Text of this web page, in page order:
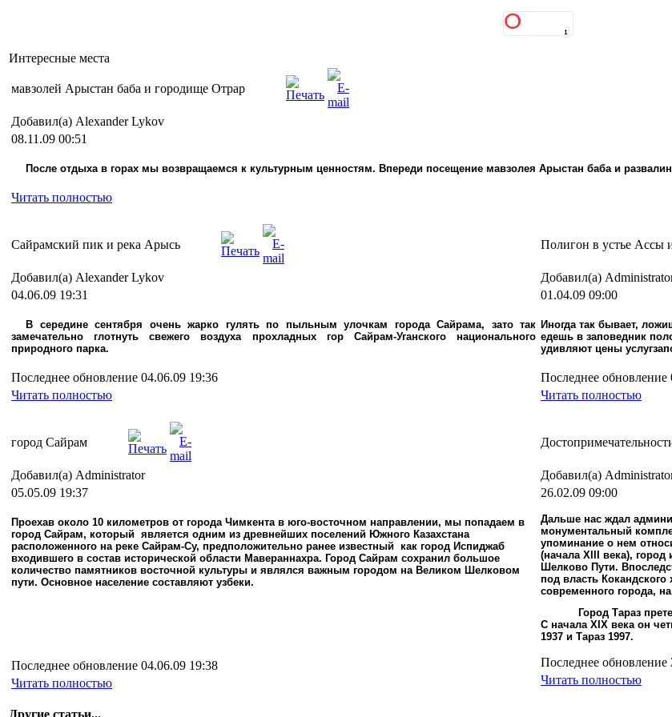
Интересные места
мавзолей Арыстан баба и городище Отрар
Добавил(а) Alexander Lykov
08.11.09 00:51
После отдыха в горах мы возвращаемся к культурным ценностям. Впереди посещение мавзолея Арыстан баба и
Читать полностью
Сайрамский пик и река Арысь
Добавил(а) Alexander Lykov
04.06.09 19:31
В середине сентября очень жарко гулять по пыльным улочкам города Сайрама, зато так
замечательно глотнуть свежего воздуха прохладных гор Сайрам-Уганского национального
природного парка.
Последнее обновление 04.06.09 19:36
Читать полностью
город Сайрам
Добавил(а) Administrator
05.05.09 19:37
Проехав около 10 километров от города Чимкента в юго-восточном направлении, мы попадаем в
город Сайрам, который является одним из древнейших поселений Южного Казахстана
расположенного на реке Сайрам-Су, предположительно ранее известный как город Испиджаб
входившего в состав исторической области Мавераннахра. Город Сайрам сохранил большое
количество памятников восточной культуры и являлся важным городом на Великом Шелковом
пути. Основное население составляют узбеки.
Последнее обновление 04.06.09 19:38
Читать полностью
Полигон в устье Ассы
Добавил(а)
01.04.09 09:00
Иногда так бывает,
едешь в заповедник
удивляют цены
Последнее обновление
Читать полностью
Добавил(а)
26.02.09 09:00
Дальше нас ждал
монументальный
упоминание о нем
(начала XIII века),
Шелково Пути.
под власть
современного города,
Город Тараз
С начала XIX века он
1937 и Тараз 1997.
Последнее обновление
Читать полностью